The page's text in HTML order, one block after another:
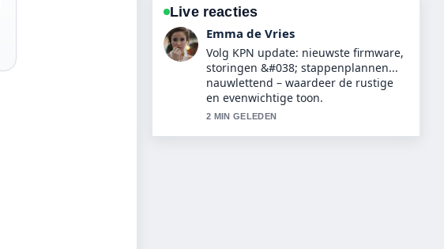
Live reacties
Noah Jansen
Nuttige context bij 43 inch tv kopen?
Beste modellen, prijzen.... Houd deze
live-updates alsjeblieft gaande.
4 MIN GELEDEN